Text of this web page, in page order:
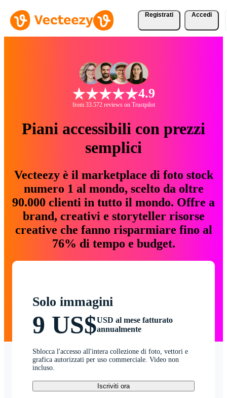
Registrati Accedi
4.9
from 33.572 reviews on Trustpilot
Piani accessibili con prezzi
semplici
Vecteezy è il marketplace di foto stock
numero 1 al mondo, scelto da oltre
90.000 clienti in tutto il mondo. Offre a
brand, creativi e storyteller risorse
creative che fanno risparmiare fino al
76% di tempo e budget.
Solo immagini
9 US$USD al mese fatturato
annualmente
Sblocca l'accesso all'intera collezione di foto, vettori e
grafica autorizzati per uso commerciale. Video non
incluso.
Iscriviti ora